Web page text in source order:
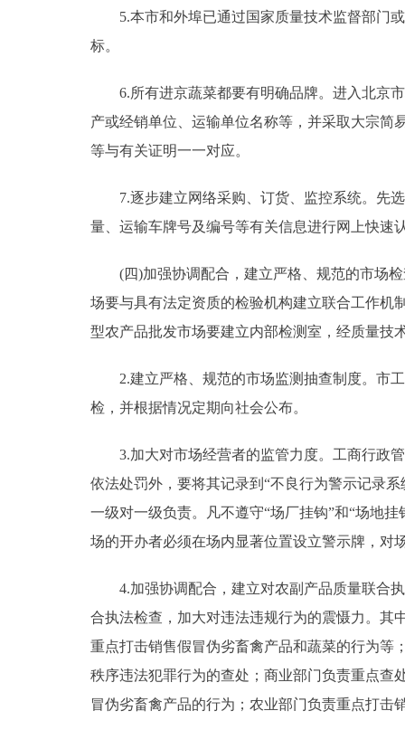
5.本市和外埠已通过国家质量技术监督部门或
标。
6.所有进京蔬菜都要有明确品牌。进入北京市
产或经销单位、运输单位名称等，并采取大宗简
等与有关证明一一对应。
7.逐步建立网络采购、订货、监控系统。先选
量、运输车牌号及编号等有关信息进行网上快速
(四)加强协调配合，建立严格、规范的市场检
场要与具有法定资质的检验机构建立联合工作机
型农产品批发市场要建立内部检测室，经质量技
2.建立严格、规范的市场监测抽查制度。市工
检，并根据情况定期向社会公布。
3.加大对市场经营者的监管力度。工商行政管
依法处罚外，要将其记录到“不良行为警示记录
一级对一级负责。凡不遵守“场厂挂钩”和“场地
场的开办者必须在场内显著位置设立警示牌，对
4.加强协调配合，建立对农副产品质量联合执
合执法检查，加大对违法违规行为的震慑力。其
重点打击销售假冒伪劣畜禽产品和蔬菜的行为等
秩序违法犯罪行为的查处；商业部门负责重点查
冒伪劣畜禽产品的行为；农业部门负责重点打击